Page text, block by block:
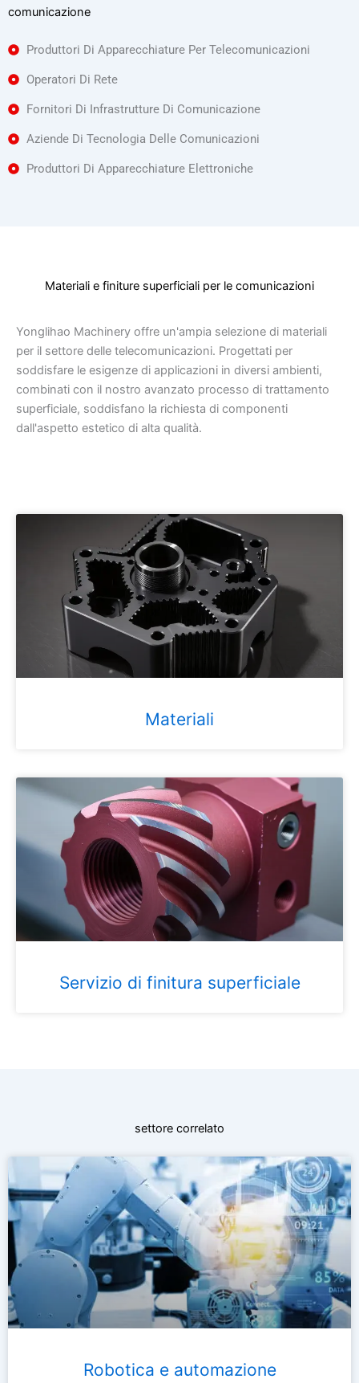
comunicazione
Produttori Di Apparecchiature Per Telecomunicazioni
Operatori Di Rete
Fornitori Di Infrastrutture Di Comunicazione
Aziende Di Tecnologia Delle Comunicazioni
Produttori Di Apparecchiature Elettroniche
Materiali e finiture superficiali per le comunicazioni
Yonglihao Machinery offre un'ampia selezione di materiali
per il settore delle telecomunicazioni. Progettati per
soddisfare le esigenze di applicazioni in diversi ambienti,
combinati con il nostro avanzato processo di trattamento
superficiale, soddisfano la richiesta di componenti
dall'aspetto estetico di alta qualità.
Materiali
Servizio di finitura superficiale
settore correlato
Robotica e automazione